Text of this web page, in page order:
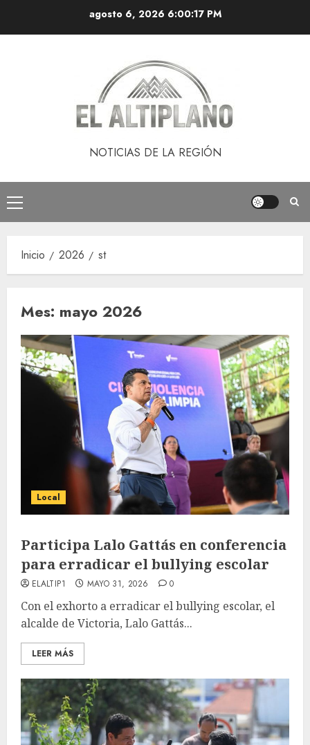
agosto 6, 2026 6:00:18 PM
NOTICIAS DE LA REGIÓN
Menú
principal
Inicio 2026 st
Mes: mayo 2026
Local
Participa Lalo Gattás en conferencia
para erradicar el bullying escolar
ELALTIP1 MAYO 31, 2026 0
Con el exhorto a erradicar el bullying escolar, el
alcalde de Victoria, Lalo Gattás...
LEER MÁS